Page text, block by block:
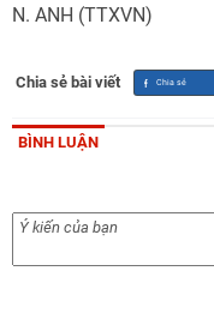
N. ANH (TTXVN)
Chia sẻ bài viết
BÌNH LUẬN